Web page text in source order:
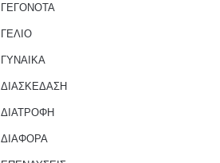
ΓΕΓΟΝΟΤΑ
ΓΕΛΙΟ
ΓΥΝΑΙΚΑ
ΔΙΑΣΚΕΔΑΣΗ
ΔΙΑΤΡΟΦΗ
ΔΙΑΦΟΡΑ